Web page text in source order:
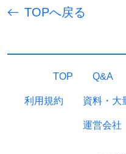
TOPへ戻る
TOP Q&A
利用規約 資料・大
運営会社